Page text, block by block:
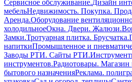
Сервисное обслуживание.Дизайн
мебельНедвижимость. Покупка.
Аренда.Оборудование
холодильноеОкна. Двери. Жалюзи.
Замки.Тротуарная плитка. Брусчатка.
напиткиПромышленное и
Заводы РТИ. Сайты РТИ.
инструментов.Радиотовары. Магазин
бытового назначенияРеклама.